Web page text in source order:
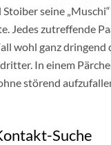
seine „Muschi“
Jedes zutreffende
wohl ganz dringend
In einem
störend
Suche